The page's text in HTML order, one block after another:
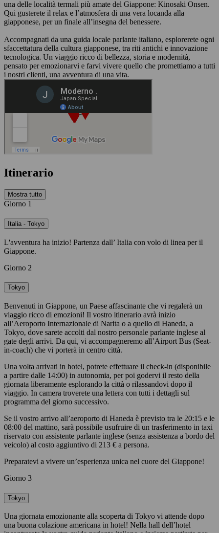
una delle località termali più amate del Giappone: Kinosaki Onsen.
Qui gusterete il relax e l’atmosfera di una vera locanda alla
giapponese, per un finale all’insegna del benessere.
Accompagnati da una guida locale parlante italiano, esplorerete ogni
sfaccettatura della cultura giapponese, tra riti antichi e innovazione
tecnologica. Un viaggio ricco di bellezza, storia e modernità,
pensato per emozionarvi e farvi vivere quello che promettiamo a tutti
i nostri clienti, una avventura di una vita.
Itinerario
Mostra tutto
Giorno 1
Italia - Tokyo
L'avventura ha inizio! Partenza dall’ Italia con volo di linea per il
Giappone.
Giorno 2
Tokyo
Benvenuti in Giappone, un Paese affascinante che vi regalerà un
viaggio ricco di emozioni! Il vostro itinerario avrà inizio
all’Aeroporto Internazionale di Narita o a quello di Haneda, a
Tokyo, dove sarete accolti dal nostro personale parlante inglese al
gate degli arrivi. Da qui, vi accompagneremo all’Airport Bus (Seat-
in-coach) che vi porterà in centro città.
Una volta arrivati in hotel, potrete effettuare il check-in (disponibile
a partire dalle 14:00) in autonomia, per poi godervi il resto della
giornata liberamente esplorando la città o rilassandovi dopo il
viaggio. In camera troverete una lettera con tutti i dettagli sul
programma del giorno successivo.
Se il vostro arrivo all’aeroporto di Haneda è previsto tra le 20:15 e le
08:00 del mattino, sarà possibile usufruire di un trasferimento in taxi
riservato con assistente parlante inglese (senza assistenza a bordo del
veicolo) al costo aggiuntivo di 213 € a persona.
Preparatevi a vivere un’esperienza unica nel cuore del Giappone!
Giorno 3
Tokyo
Una giornata emozionante alla scoperta di Tokyo vi attende dopo
una buona colazione americana in hotel! Nella hall dell’hotel